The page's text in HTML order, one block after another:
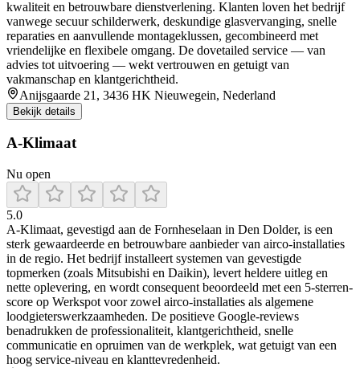
kwaliteit en betrouwbare dienstverlening. Klanten loven het bedrijf
vanwege secuur schilderwerk, deskundige glasvervanging, snelle
reparaties en aanvullende montageklussen, gecombineerd met
vriendelijke en flexibele omgang. De dovetailed service — van
advies tot uitvoering — wekt vertrouwen en getuigt van
vakmanschap en klantgerichtheid.
Anijsgaarde 21, 3436 HK Nieuwegein, Nederland
Bekijk details
A-Klimaat
Nu open
5.0
A‑Klimaat, gevestigd aan de Fornheselaan in Den Dolder, is een
sterk gewaardeerde en betrouwbare aanbieder van airco-installaties
in de regio. Het bedrijf installeert systemen van gevestigde
topmerken (zoals Mitsubishi en Daikin), levert heldere uitleg en
nette oplevering, en wordt consequent beoordeeld met een 5‑sterren-
score op Werkspot voor zowel airco-installaties als algemene
loodgieterswerkzaamheden. De positieve Google‑reviews
benadrukken de professionaliteit, klantgerichtheid, snelle
communicatie en opruimen van de werkplek, wat getuigt van een
hoog service‑niveau en klanttevredenheid.